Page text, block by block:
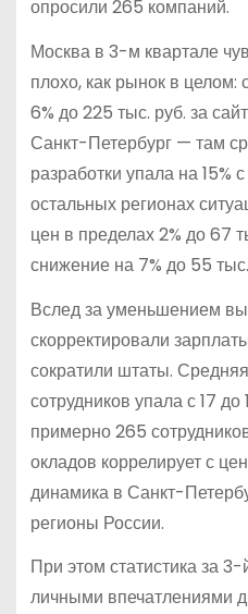
опросили 265 компаний.
Москва в 3-м квартале
плохо, как рынок в
6% до 225 тыс. руб. за
Санкт-Петербург — там
разработки упала на 15%
остальных регионах
цен в пределах 2% до 67
снижение на 7% до 55
Вслед за уменьшением
скорректировали
сократили штаты.
сотрудников упала с 17 до
примерно 265
окладов коррелирует с
динамика в Санкт-
регионы России.
При этом статистика за
личными впечатлениями